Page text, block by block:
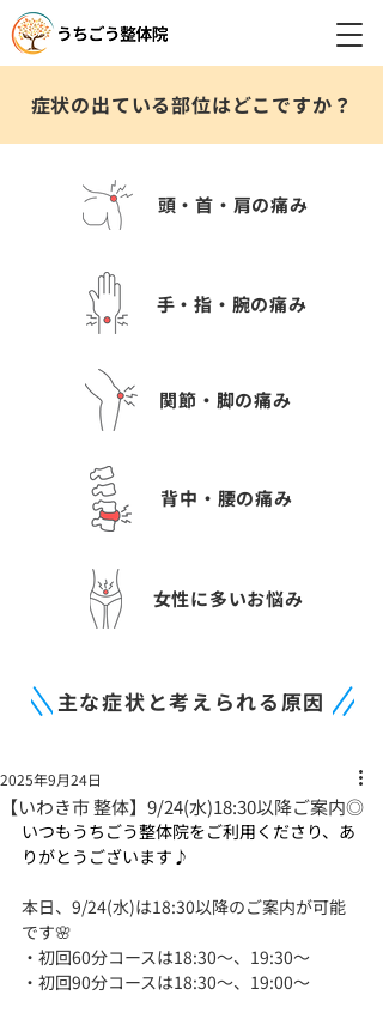
症状の出ている部位はどこですか？
頭・首・肩の痛み
手・指・腕の痛み
関節・脚の痛み
背中・腰の痛み
女性に多いお悩み
主な症状と考えられる原因
【いわき市 整体】9/24(水)18:30以降ご案内◎
2025年9月24日
いつもうちごう整体院をご利用くださり、あ
りがとうございます♪
本日、9/24(水)は18:30以降のご案内が可能
です🌸
・初回60分コースは18:30～、19:30～
・初回90分コースは18:30～、19:00～